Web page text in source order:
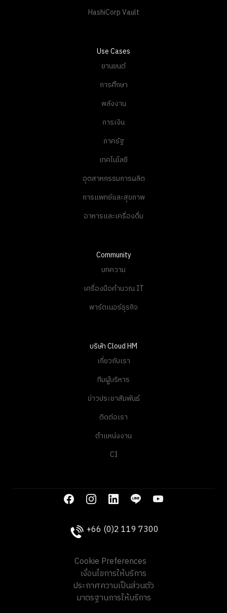
HashiCorp Vault
Use Cases
ยานยนต์
การศึกษา
พลังงาน
การเงิน
ภาครัฐ
เทคโนโลยี
อุตสาหกรรมการผลิต
การแพทย์และสุขภาพ
อาหารและเครื่องดื่ม
Community
บทความ
เครื่องมือคำนวณ IT
พาร์ตเนอร์ธุรกิจ
บริษัท Cloud HM
เกี่ยวกับเรา
ทีมผู้บริหาร
ข่าวประชาสัมพันธ์
ติดต่อเรา
ตำแหน่งงาน
CI
+66 (0)2 119 7300
Cookie Preferences
เงื่อนไขการให้บริการ
ประกาศความเป็นส่วนตัว
มาตรฐานการให้บริการ